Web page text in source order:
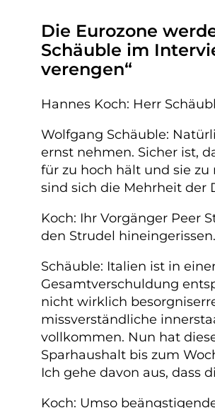
Die Eurozone
Schäuble im
verengen“
Hannes Koch: Herr
Wolfgang Schäuble:
ernst nehmen. Sicher ist,
für zu hoch hält und sie
sind sich die Mehrheit der
Koch: Ihr Vorgänger Peer
den Strudel
Schäuble: Italien ist in
Gesamtverschuldung
nicht wirklich
missverständliche
vollkommen. Nun hat
Sparhaushalt bis zum
Ich gehe davon aus, dass
Koch: Umso